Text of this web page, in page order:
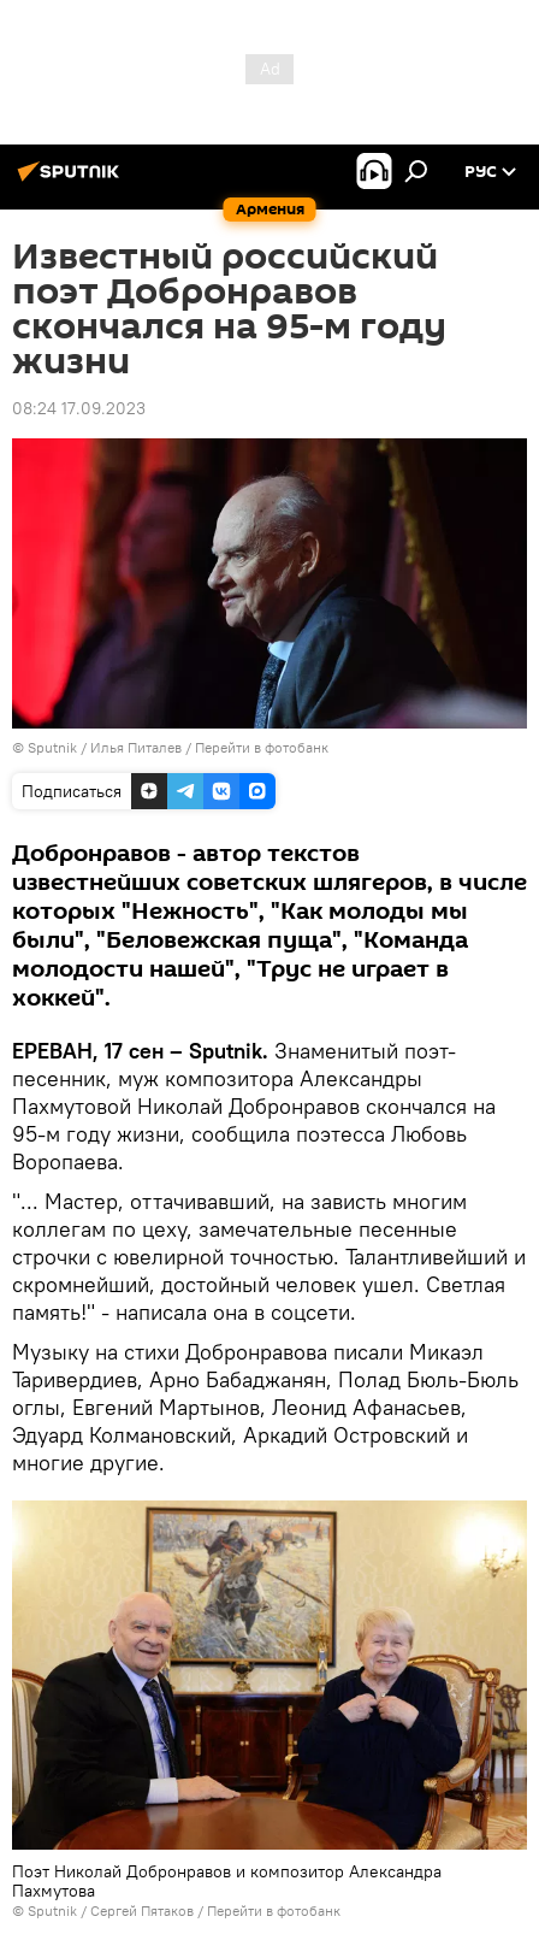
Армения
РУС
Известный российский
поэт Добронравов
скончался на 95-м году
жизни
08:24 17.09.2023
© Sputnik / Илья Питалев / Перейти в фотобанк
Подписаться
Добронравов - автор текстов
известнейших советских шлягеров, в числе
которых "Нежность", "Как молоды мы
были", "Беловежская пуща", "Команда
молодости нашей", "Трус не играет в
хоккей".
ЕРЕВАН, 17 сен – Sputnik. Знаменитый поэт-
песенник, муж композитора Александры
Пахмутовой Николай Добронравов скончался на
95-м году жизни, сообщила поэтесса Любовь
Воропаева.
"... Мастер, оттачивавший, на зависть многим
коллегам по цеху, замечательные песенные
строчки с ювелирной точностью. Талантливейший и
скромнейший, достойный человек ушел. Светлая
память!" - написала она в соцсети.
Музыку на стихи Добронравова писали Микаэл
Таривердиев, Арно Бабаджанян, Полад Бюль-Бюль
оглы, Евгений Мартынов, Леонид Афанасьев,
Эдуард Колмановский, Аркадий Островский и
многие другие.
Поэт Николай Добронравов и композитор Александра
Пахмутова
© Sputnik / Сергей Пятаков / Перейти в фотобанк